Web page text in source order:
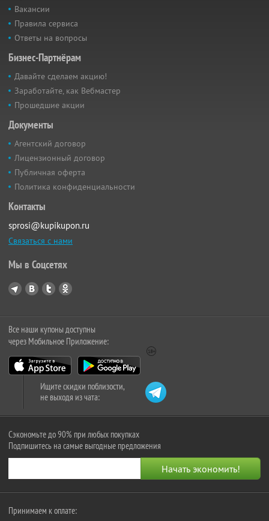
Вакансии
Правила сервиса
Ответы на вопросы
Бизнес-Партнёрам
Давайте сделаем акцию!
Заработайте, как Вебмастер
Прошедшие акции
Документы
Агентский договор
Лицензионный договор
Публичная оферта
Политика конфиденциальности
Контакты
sprosi@kupikupon.ru
Связаться с нами
Мы в Соцсетях
Все наши купоны доступны
через Мобильное Приложение:
Ищите скидки поблизости,
не выходя из чата:
Сэкономьте до 90% при любых покупках
Подпишитесь на самые выгодные предложения
Принимаем к оплате: